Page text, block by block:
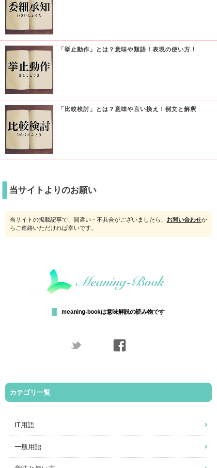
「挙止動作」とは？意味や類語！表現の使い方！
「比較検討」とは？意味や言い換え！例文と解釈
当サイトよりのお願い
当サイトの掲載記事で、間違い・不具合がございましたら、 お問い合わせか
らご連絡いただければ幸いです。
meaning-bookは意味解説の読み物です
カテゴリ一覧
IT用語
一般用語